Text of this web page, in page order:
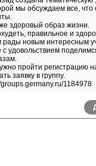
мы обсуждаем все,
здоровый образ жизни.
правильное и
рады новым интересным
с удовольствием
пройти регистрацию
заявку в группу.
groups.germany.ru/1184978